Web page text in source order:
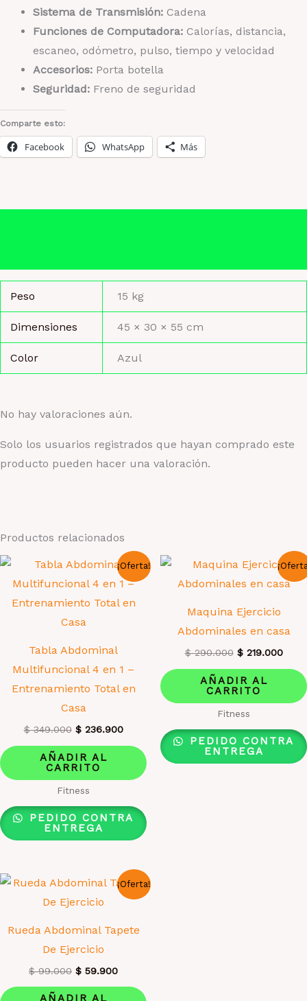
Sistema de Transmisión: Cadena
Funciones de Computadora: Calorías, distancia,
escaneo, odómetro, pulso, tiempo y velocidad
Accesorios: Porta botella
Seguridad: Freno de seguridad
Comparte esto:
Facebook WhatsApp Más
Peso 15 kg
Dimensiones 45 × 30 × 55 cm
Color Azul
No hay valoraciones aún.
Solo los usuarios registrados que hayan comprado este
producto pueden hacer una valoración.
Productos relacionados
¡Oferta!
Tabla Abdominal
Multifuncional 4 en 1 –
Entrenamiento Total en
Casa
$349.000 El
original
era:
$ 349.000.
$236.900El
actual
$ 236.900.
AÑADIR AL
CARRITO
Fitness
PEDIDO CONTRA
ENTREGA
Maquina Ejercicio
Abdominales en casa
$290.000 El
original
era:
$ 290.000.
$219.000El
$
AÑADIR AL
CARRITO
Fitness
PEDIDO CONTRA
ENTREGA
¡Oferta!
Rueda Abdominal Tapete
De Ejercicio
$99.000 El
original
$ 59.900El
actual